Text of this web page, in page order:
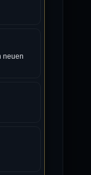
neuen